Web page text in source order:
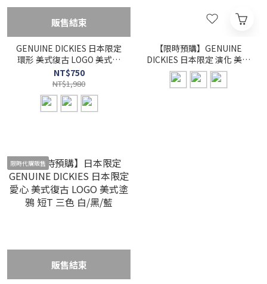
販售結束
GENUINE DICKIES 日本限定
環形 美式復古 LOGO 美式塗
鴉 短T 三色 黑底藍字/灰底
綠字/白底紅字
NT$750
NT$1,980
【限時預購】GENUINE
DICKIES 日本限定 演化 美式
復古 LOGO 美式塗鴉 短T 三
色 白/黑/藍
限時代購販售
販售結束